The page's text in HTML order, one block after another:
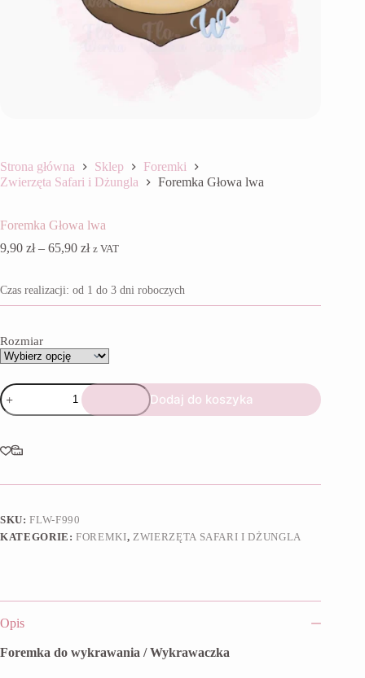
Strona główna Sklep
Foremki
Zwierzęta Safari i Dżungla
Foremka Głowa lwa
Foremka Głowa lwa
9,90 zł – 65,90 złZakres
9,90 zł
do
z VAT
Czas realizacji: od 1 do 3 dni roboczych
Rozmiar
ilość
Foremka
Głowa
Dodaj do koszyka
SKU:FLW-F990
KATEGORIE:FOREMKI, ZWIERZĘTA SAFARI I DŻUNGLA
Opis
Foremka do wykrawania / Wykrawaczka